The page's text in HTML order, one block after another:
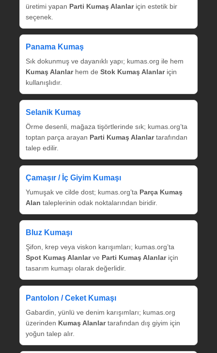
üretimi yapan Parti Kumaş Alanlariçin estetik bir
seçenek.
Panama Kumaş
Sık dokunmuş ve dayanıklı yapı; kumas.org ile hem
Kumaş Alanlarhem de Stok Kumaş Alanlariçin
kullanışlıdır.
Selanik Kumaş
Örme desenli, mağaza tişörtlerinde sık; kumas.org’ta
toptan parça arayan Parti Kumaş Alanlartarafından
talep edilir.
Çamaşır / İç Giyim Kumaşı
Yumuşak ve cilde dost; kumas.org’ta Parça Kumaş
Alan taleplerinin odak noktalarından biridir.
Bluz Kumaşı
Şifon, krep veya viskon karışımları; kumas.org’ta
Spot Kumaş Alanlarve Parti Kumaş Alanlariçin
tasarım kumaşı olarak değerlidir.
Pantolon / Ceket Kumaşı
Gabardin, yünlü ve denim karışımları; kumas.org
üzerinden Kumaş Alanlartarafından dış giyim için
yoğun talep alır.